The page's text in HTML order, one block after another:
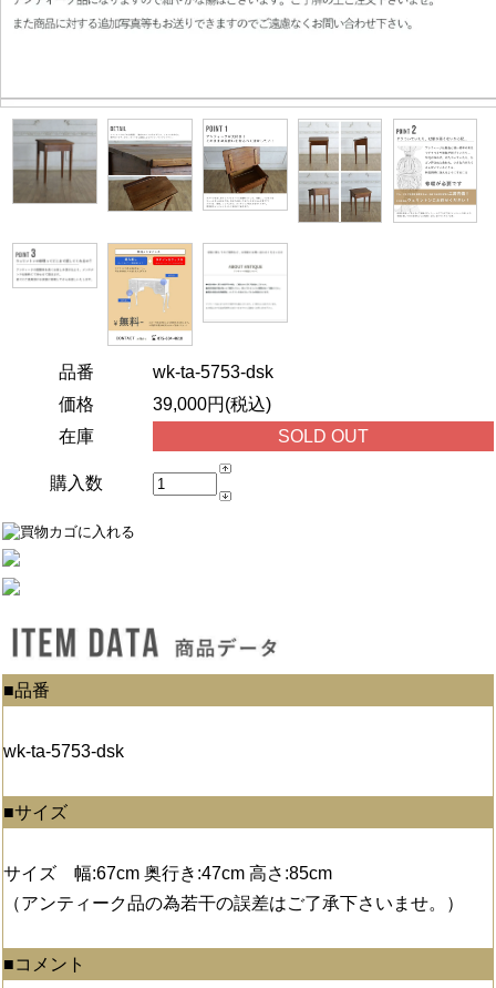
品番
wk-ta-5753-dsk
価格
39,000円(税込)
在庫
SOLD OUT
購入数
■品番
wk-ta-5753-dsk
■サイズ
サイズ 幅:67cm 奥行き:47cm 高さ:85cm
（アンティーク品の為若干の誤差はご了承下さいませ。）
■コメント